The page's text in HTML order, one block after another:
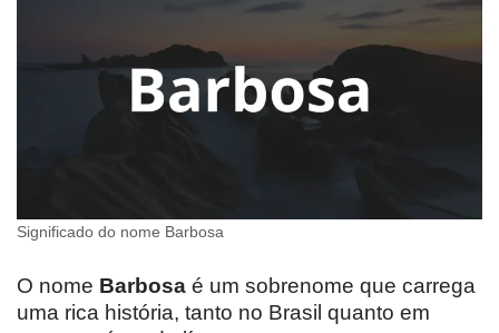
Significado do nome Barbosa
O nome Barbosa é um sobrenome que carrega
uma rica história, tanto no Brasil quanto em